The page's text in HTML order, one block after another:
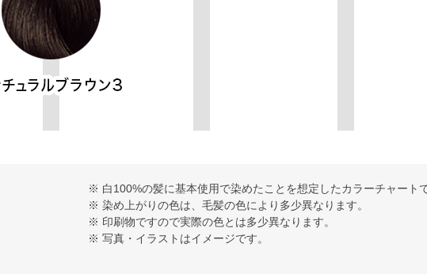
※ 白100%の髪に基本使用で染めたことを想定したカラーチャート
※ 染め上がりの色は、毛髪の色により多少異なります。
※ 印刷物ですので実際の色とは多少異なります。
※ 写真・イラストはイメージです。